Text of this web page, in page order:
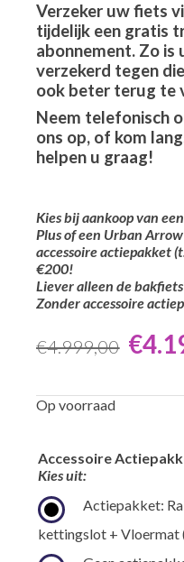
Verzeker uw fiets
tijdelijk een gratis
abonnement. Zo is
verzekerd tegen
ook beter terug te
Neem telefonisch
ons op, of kom
helpen u graag!
Kies bij aankoop van
Plus of een Urban
accessoire actiepakket
€200!
Liever alleen de
Zonder accessoire
€4.999,00
prijs
was:
€4.999,00.
€
Huidige
prijs
is:
€4.199,00.
Op voorraad
Accessoire
Kies uit:
Actiepakket:
kettingslot + Vloermat